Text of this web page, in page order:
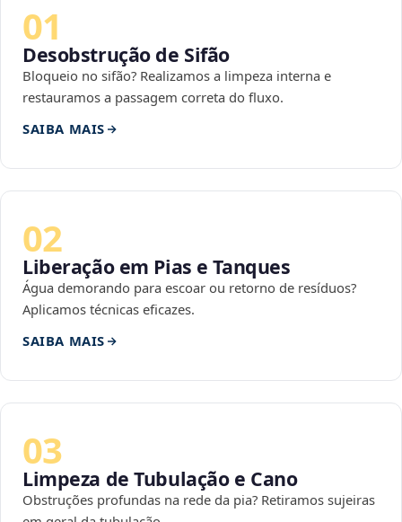
01
Desobstrução de Sifão
Bloqueio no sifão? Realizamos a limpeza interna e
restauramos a passagem correta do fluxo.
SAIBA MAIS
02
Liberação em Pias e Tanques
Água demorando para escoar ou retorno de resíduos?
Aplicamos técnicas eficazes.
SAIBA MAIS
03
Limpeza de Tubulação e Cano
Obstruções profundas na rede da pia? Retiramos sujeiras